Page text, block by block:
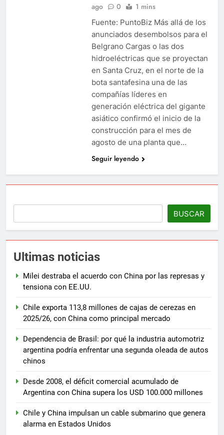
ago
0 1 mins
Fuente: PuntoBiz Más allá de los
anunciados desembolsos para el
Belgrano Cargas o las dos
hidroeléctricas que se proyectan
en Santa Cruz, en el norte de la
bota santafesina una de las
compañías líderes en
generación eléctrica del gigante
asiático confirmó el inicio de la
construcción para el mes de
agosto de una planta que…
Seguir leyendo
BUSCAR
Ultimas noticias
Milei destraba el acuerdo con China por las represas y
tensiona con EE.UU.
Chile exporta 113,8 millones de cajas de cerezas en
2025/26, con China como principal mercado
Dependencia de Brasil: por qué la industria automotriz
argentina podría enfrentar una segunda oleada de autos
chinos
Desde 2008, el déficit comercial acumulado de
Argentina con China supera los USD 100.000 millones
Chile y China impulsan un cable submarino que genera
alarma en Estados Unidos